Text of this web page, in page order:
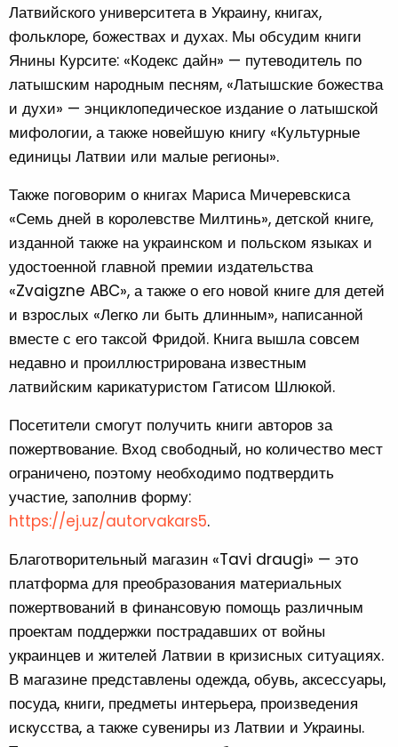
Латвийского университета в Украину, книгах,
фольклоре, божествах и духах. Мы обсудим книги
Янины Курсите: «Кодекс дайн» — путеводитель по
латышским народным песням, «Латышские божества
и духи» — энциклопедическое издание о латышской
мифологии, а также новейшую книгу «Культурные
единицы Латвии или малые регионы».
Также поговорим о книгах Мариса Мичеревскиса
«Семь дней в королевстве Милтинь», детской книге,
изданной также на украинском и польском языках и
удостоенной главной премии издательства
«Zvaigzne ABC», а также о его новой книге для детей
и взрослых «Легко ли быть длинным», написанной
вместе с его таксой Фридой. Книга вышла совсем
недавно и проиллюстрирована известным
латвийским карикатуристом Гатисом Шлюкой.
Посетители смогут получить книги авторов за
пожертвование. Вход свободный, но количество мест
ограничено, поэтому необходимо подтвердить
участие, заполнив форму:
https://ej.uz/autorvakars5.
Благотворительный магазин «Tavi draugi» — это
платформа для преобразования материальных
пожертвований в финансовую помощь различным
проектам поддержки пострадавших от войны
украинцев и жителей Латвии в кризисных ситуациях.
В магазине представлены одежда, обувь, аксессуары,
посуда, книги, предметы интерьера, произведения
искусства, а также сувениры из Латвии и Украины.